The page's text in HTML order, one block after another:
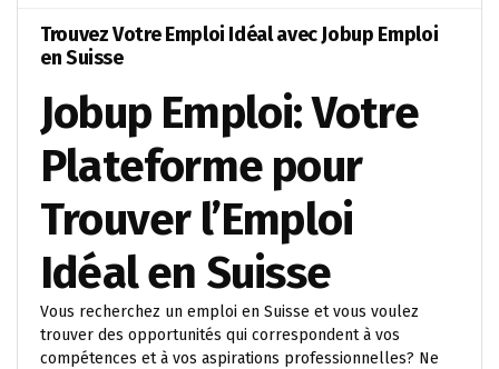
Trouvez Votre Emploi Idéal avec Jobup Emploi
en Suisse
Jobup Emploi: Votre
Plateforme pour
Trouver l’Emploi
Idéal en Suisse
Vous recherchez un emploi en Suisse et vous voulez
trouver des opportunités qui correspondent à vos
compétences et à vos aspirations professionnelles? Ne